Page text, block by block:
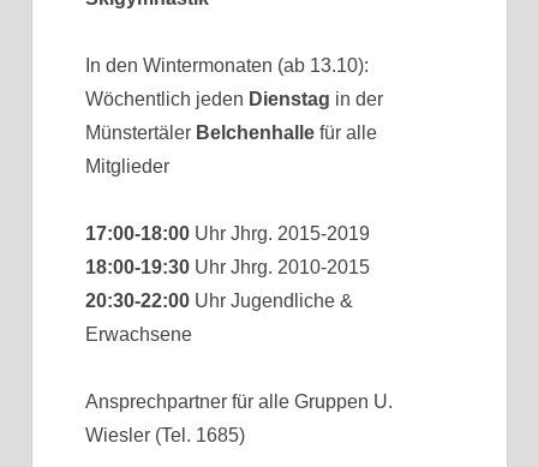
In den Wintermonaten (ab 13.10):
Wöchentlich jeden Dienstag in der
Münstertäler Belchenhallefür alle
Mitglieder
17:00-18:00Uhr Jhrg. 2015-2019
18:00-19:30Uhr Jhrg. 2010-2015
20:30-22:00Uhr Jugendliche &
Erwachsene
Ansprechpartner für alle Gruppen U.
Wiesler (Tel. 1685)